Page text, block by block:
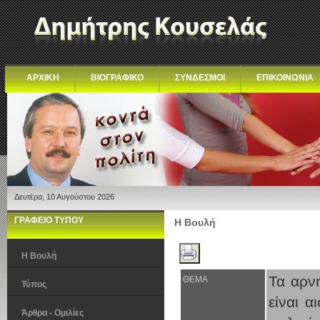
ΑΡΧΙΚΗ ΒΙΟΓΡΑΦΙΚΟ ΣΥΝΔΕΣΜΟΙ ΕΠΙΚΟΙΝΩΝΙΑ
Δευτέρα, 10 Αυγούστου 2026
ΓΡΑΦΕΙΟ ΤΥΠΟΥ
Η Βουλή
Τύπος
Άρθρα - Ομιλίες
Η Βουλή
ΘΕΜΑ
Τα
είναι